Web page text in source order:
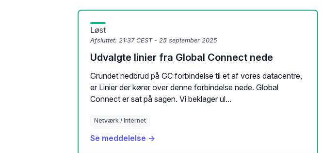
Løst
Afsluttet: 21:37 CEST - 25 september 2025
Udvalgte linier fra Global Connect nede
Grundet nedbrud på GC forbindelse til et af vores datacentre,
er Linier der kører over denne forbindelse nede. Global
Connect er sat på sagen. Vi beklager ul...
Netværk / Internet
Se meddelelse →